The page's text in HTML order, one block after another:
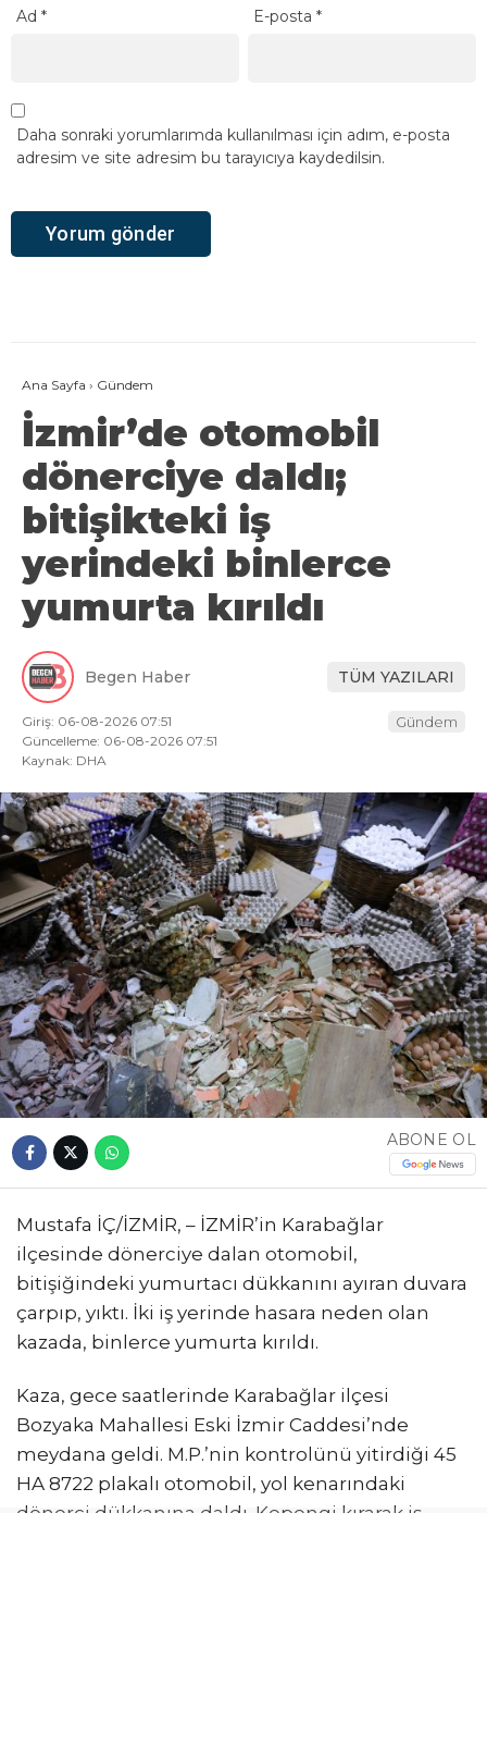
Ad * E-posta*
Daha sonraki yorumlarımda kullanılması için adım, e-posta
adresim ve site adresim bu tarayıcıya kaydedilsin.
Ana Sayfa › Gündem
İzmir’de otomobil
dönerciye daldı;
bitişikteki iş
yerindeki binlerce
yumurta kırıldı
Begen Haber TÜM YAZILARI
Giriş: 06-08-2026 07:51
Güncelleme: 06-08-2026 07:51
Kaynak: DHA
Gündem
ABONE OL
Mustafa İÇ/İZMİR, – İZMİR’in Karabağlar
ilçesinde dönerciye dalan otomobil,
bitişiğindeki yumurtacı dükkanını ayıran duvara
çarpıp, yıktı. İki iş yerinde hasara neden olan
kazada, binlerce yumurta kırıldı.
Kaza, gece saatlerinde Karabağlar ilçesi
Bozyaka Mahallesi Eski İzmir Caddesi’nde
meydana geldi. M.P.’nin kontrolünü yitirdiği 45
HA 8722 plakalı otomobil, yol kenarındaki
dönerci dükkanına daldı. Kepengi kırarak iş